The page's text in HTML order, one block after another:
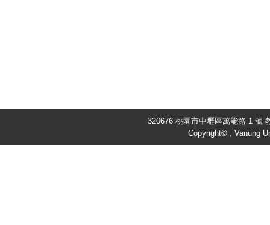
320676 桃園市中壢區萬能路 1 號
Copyright© , Vanung